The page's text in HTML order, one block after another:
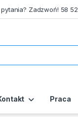
Zadzwoń! 58
Praca